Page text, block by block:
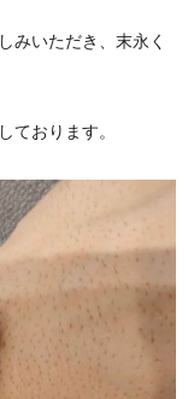
みいただき、末永く
ております。